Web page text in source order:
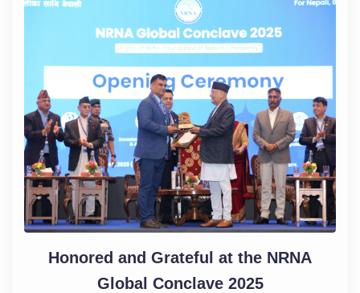
Honored and Grateful at the NRNA
Global Conclave 2025